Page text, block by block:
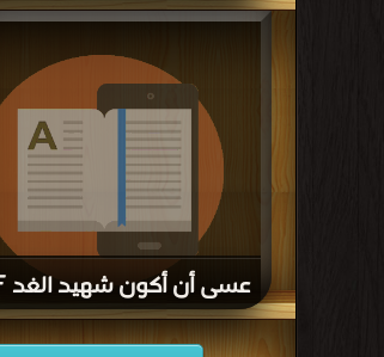
قراءة و تحميل كتاب أوضاع اللاجئين
في مخيمات قطاع غزة PDF مجانا
عسى أن أكون شهيد الغد PDF
قراءة و تحميل كتاب عسى أن أكون